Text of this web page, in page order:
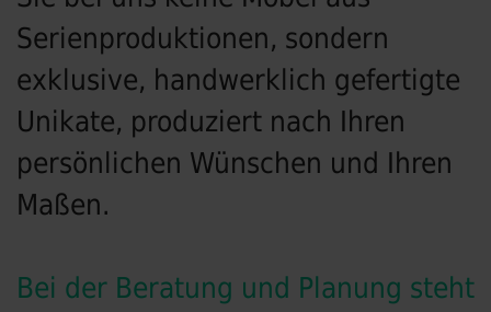
Serienproduktionen, sondern
exklusive, handwerklich gefertigte
Unikate, produziert nach Ihren
persönlichen Wünschen und Ihren
Maßen.
Bei der Beratung und Planung steht